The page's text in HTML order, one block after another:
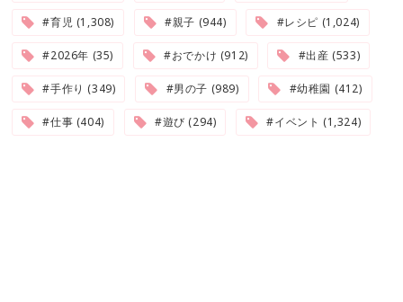
#育児 (1,308) #親子 (944) #レシピ (1,024)
#2026年 (35) #おでかけ (912) #出産 (533)
#手作り (349) #男の子 (989) #幼稚園 (412)
#仕事 (404) #遊び (294) #イベント (1,324)